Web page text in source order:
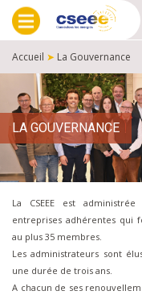
D'ARIANE
Accueil ➤ La Gouvernance
LA GOUVERNANCE
La CSEEE est
entreprises adhérentes qui
au plus 35 membres.
Les administrateurs sont
une durée de trois ans.
A chacun de ses